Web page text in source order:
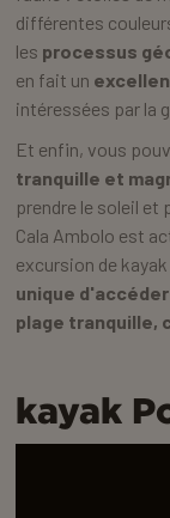
différentes
les processus
en fait un
intéressées par la
Et enfin, vous
tranquille et
prendre le soleil et
Cala Ambolo est
excursion de
unique
plage tranquille,
kayak